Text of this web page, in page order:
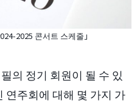
2025 콘서트 스케줄」
의 정기 회원이 될 수 있
연주회에 대해 몇 가지 가